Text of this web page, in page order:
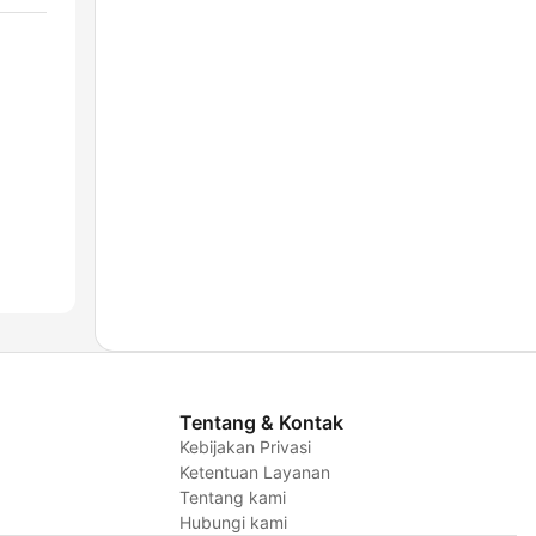
Tentang & Kontak
Kebijakan Privasi
Ketentuan Layanan
Tentang kami
Hubungi kami